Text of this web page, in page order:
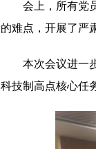
会上，所有党
的难点，开展了严
本次会议进一
科技制高点核心任